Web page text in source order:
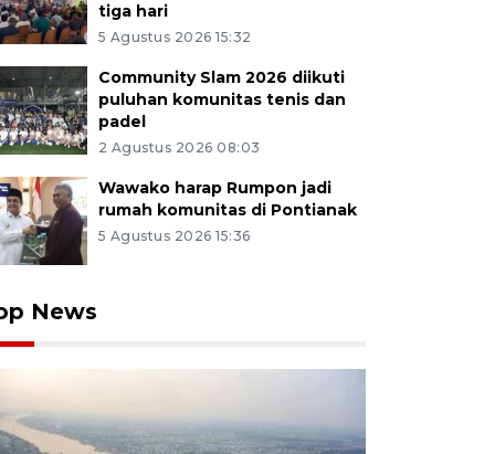
tiga hari
5 Agustus 2026 15:32
Community Slam 2026 diikuti
puluhan komunitas tenis dan
padel
2 Agustus 2026 08:03
Wawako harap Rumpon jadi
rumah komunitas di Pontianak
5 Agustus 2026 15:36
News